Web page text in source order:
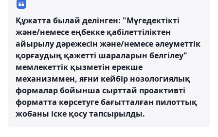
Құжатта былай делінген: "Мүгедектікті
және/немесе еңбекке қабілеттіліктен
айырылу дәрежесін және/немесе әлеуметтік
қорғаудың қажетті шараларын белгілеу"
мемлекеттік қызметін ерекше
механизммен, яғни кейбір нозологиялық
формалар бойынша сырттай проактивті
форматта көрсетуге бағытталған пилоттық
жобаны іске қосу тапсырылды.